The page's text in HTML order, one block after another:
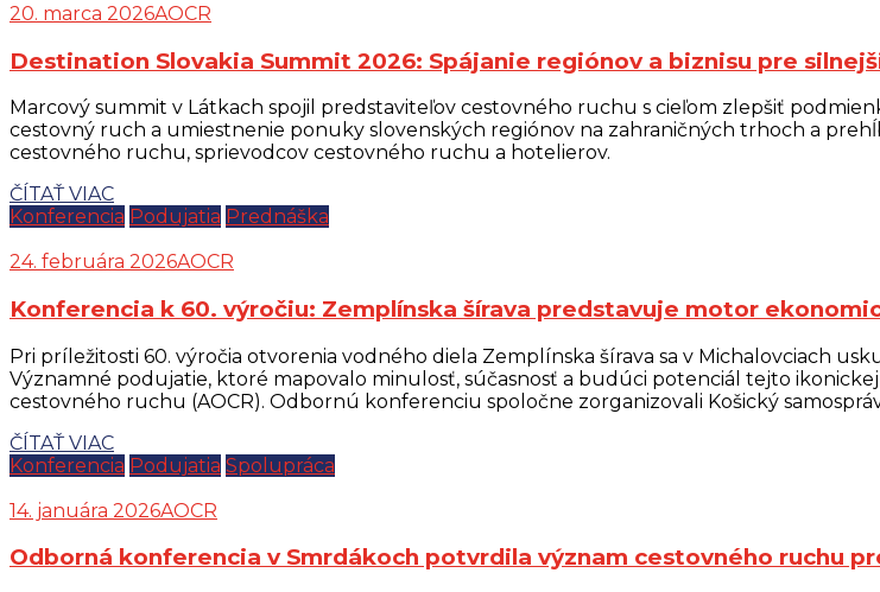
20. marca 2026AOCR
Destination Slovakia Summit 2026: Spájanie regiónov a biznisu pre
Marcový summit v Látkach spojil predstaviteľov cestovného ruchu s cieľom zlepšiť
cestovný ruch a umiestnenie ponuky slovenských regiónov na zahraničných trhoch a
cestovného ruchu, sprievodcov cestovného ruchu a hotelierov.
ČÍTAŤ VIAC
Konferencia Podujatia Prednáška
24. februára 2026AOCR
Konferencia k 60. výročiu: Zemplínska šírava predstavuje motor
Pri príležitosti 60. výročia otvorenia vodného diela Zemplínska šírava sa v Michalovciach
Významné podujatie, ktoré mapovalo minulosť, súčasnosť a budúci potenciál tejto
cestovného ruchu (AOCR). Odbornú konferenciu spoločne zorganizovali Košický
ČÍTAŤ VIAC
Konferencia Podujatia Spolupráca
14. januára 2026AOCR
Odborná konferencia v Smrdákoch potvrdila význam cestovného ruchu